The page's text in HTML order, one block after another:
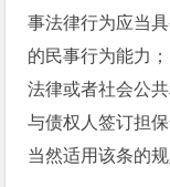
事法律行为应当
的民事行为能力
法律或者社会公
与债权人签订担
当然适用该条的规